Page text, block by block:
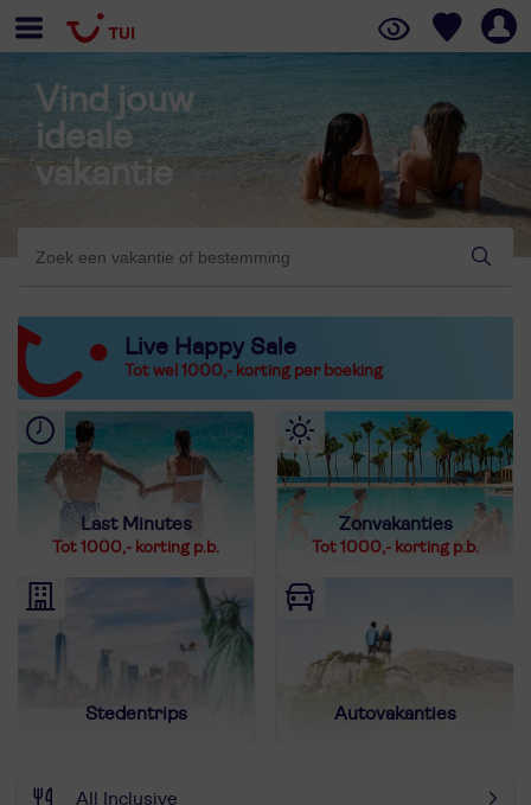
Vind jouw
ideale
vakantie
Live Happy Sale
Tot wel 1000,- korting per boeking
Last Minutes
Tot 1000,- korting p.b.
Zonvakanties
Tot 1000,- korting p.b.
Stedentrips Autovakanties
All Inclusive